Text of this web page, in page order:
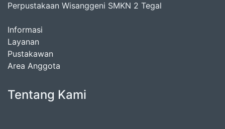
Perpustakaan Wisanggeni SMKN 2 Tegal
Informasi
Layanan
Pustakawan
Area Anggota
Tentang Kami